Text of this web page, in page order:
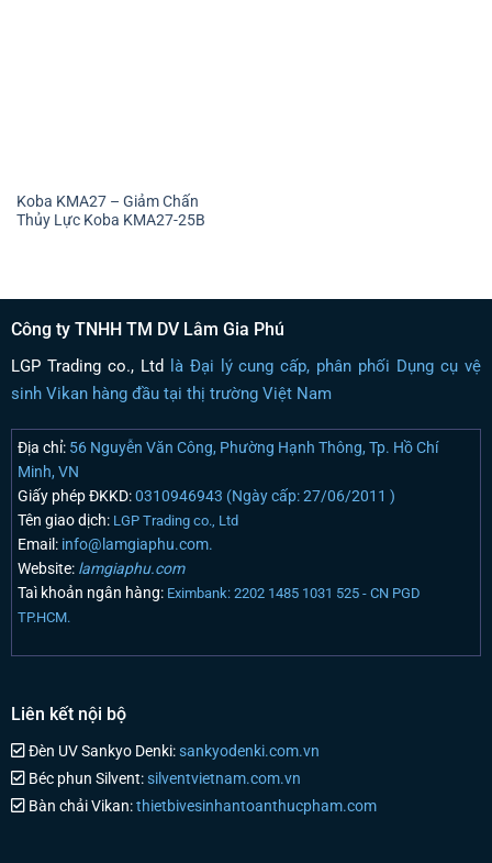
Koba KMA27 – Giảm Chấn
Thủy Lực Koba KMA27-25B
Công ty TNHH TM DV Lâm Gia Phú
LGP Trading co., Ltd là Đại lý cung cấp, phân phối Dụng cụ vệ
sinh Vikan hàng đầu tại thị trường Việt Nam
Địa chỉ:56 Nguyễn Văn Công, Phường Hạnh Thông, Tp. Hồ Chí
Minh, VN
Giấy phép ĐKKD:0310946943 (Ngày cấp: 27/06/2011 )
Tên giao dịch: LGP Trading co., Ltd
Email:info@lamgiaphu.com.
Website:lamgiaphu.com
Taì khoản ngân hàng: Eximbank: 2202 1485 1031 525 - CN PGD
TP.HCM.
Liên kết nội bộ
Đèn UV Sankyo Denki:sankyodenki.com.vn
Béc phun Silvent:silventvietnam.com.vn
Bàn chải Vikan:thietbivesinhantoanthucpham.com